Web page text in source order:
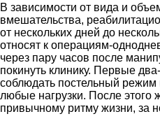
В зависимости от вида и
вмешательства,
от нескольких дней до
относят к операциям-
через пару часов после
покинуть клинику. Первые
соблюдать постельный режим
любые нагрузки. После этого
привычному ритму жизни, за